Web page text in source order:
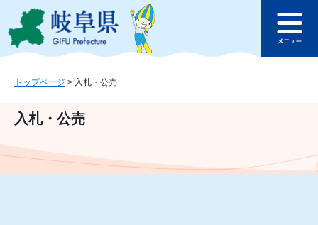
ジ
ュ
文
このページの本文へ
ュ
トップページ > 入札・公売
入札・公売